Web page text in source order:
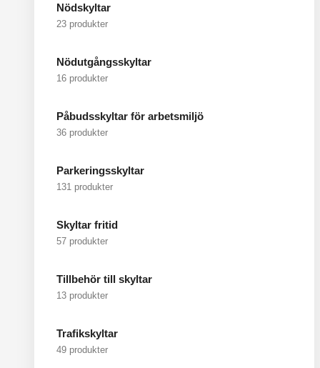
Nödskyltar
23 produkter
Nödutgångsskyltar
16 produkter
Påbudsskyltar för arbetsmiljö
36 produkter
Parkeringsskyltar
131 produkter
Skyltar fritid
57 produkter
Tillbehör till skyltar
13 produkter
Trafikskyltar
49 produkter